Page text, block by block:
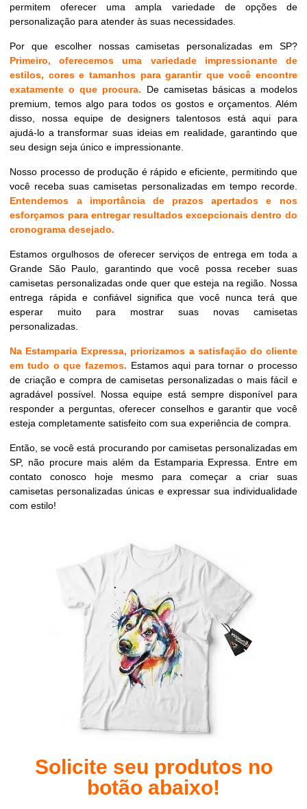
permitem oferecer uma ampla variedade de opções de
personalização para atender às suas necessidades.
Por que escolher nossas camisetas personalizadas em SP?
Primeiro, oferecemos uma variedade impressionante de
estilos, cores e tamanhos para garantir que você encontre
exatamente o que procura.
De camisetas básicas a modelos
premium, temos algo para todos os gostos e orçamentos. Além
disso, nossa equipe de designers talentosos está aqui para
ajudá-lo a transformar suas ideias em realidade, garantindo que
seu design seja único e impressionante.
Nosso processo de produção é rápido e eficiente, permitindo que
você receba suas camisetas personalizadas em tempo recorde.
Entendemos a importância de prazos apertados e nos
esforçamos para entregar resultados excepcionais dentro do
cronograma desejado.
Estamos orgulhosos de oferecer serviços de entrega em toda a
Grande São Paulo, garantindo que você possa receber suas
camisetas personalizadas onde quer que esteja na região. Nossa
entrega rápida e confiável significa que você nunca terá que
esperar muito para mostrar suas novas camisetas
personalizadas.
Na Estamparia Expressa, priorizamos a satisfação do cliente
em tudo o que fazemos. Estamos aqui para tornar o processo
de criação e compra de camisetas personalizadas o mais fácil e
agradável possível. Nossa equipe está sempre disponível para
responder a perguntas, oferecer conselhos e garantir que você
esteja completamente satisfeito com sua experiência de compra.
Então, se você está procurando por camisetas personalizadas em
SP, não procure mais além da Estamparia Expressa. Entre em
contato conosco hoje mesmo para começar a criar suas
camisetas personalizadas únicas e expressar sua individualidade
com estilo!
Solicite seu produtos no
botão abaixo!